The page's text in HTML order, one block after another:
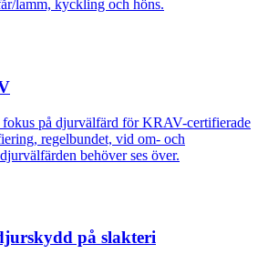
lamm, kyckling och höns.
på djurvälfärd för KRAV-certifierade
regelbundet, vid om- och
behöver ses över.
på slakteri